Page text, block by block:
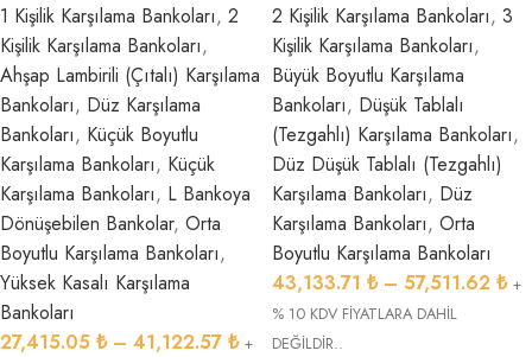
1 Kişilik Karşılama Bankoları, 2
Kişilik Karşılama Bankoları,
Ahşap Lambirili (Çıtalı) Karşılama
Bankoları, Düz Karşılama
Bankoları, Küçük Boyutlu
Karşılama Bankoları, Küçük
Karşılama Bankoları, L Bankoya
Dönüşebilen Bankolar, Orta
Boyutlu Karşılama Bankoları,
Yüksek Kasalı Karşılama
Bankoları
27,415.05 ₺ – 41,122.57 ₺ +
2 Kişilik Karşılama Bankoları, 3
Kişilik Karşılama Bankoları,
Büyük Boyutlu Karşılama
Bankoları, Düşük Tablalı
(Tezgahlı) Karşılama Bankoları,
Düz Düşük Tablalı (Tezgahlı)
Karşılama Bankoları, Düz
Karşılama Bankoları, Orta
Boyutlu Karşılama Bankoları
43,133.71 ₺ – 57,511.62 ₺ +
% 10 KDV FİYATLARA DAHİL
DEĞİLDİR..